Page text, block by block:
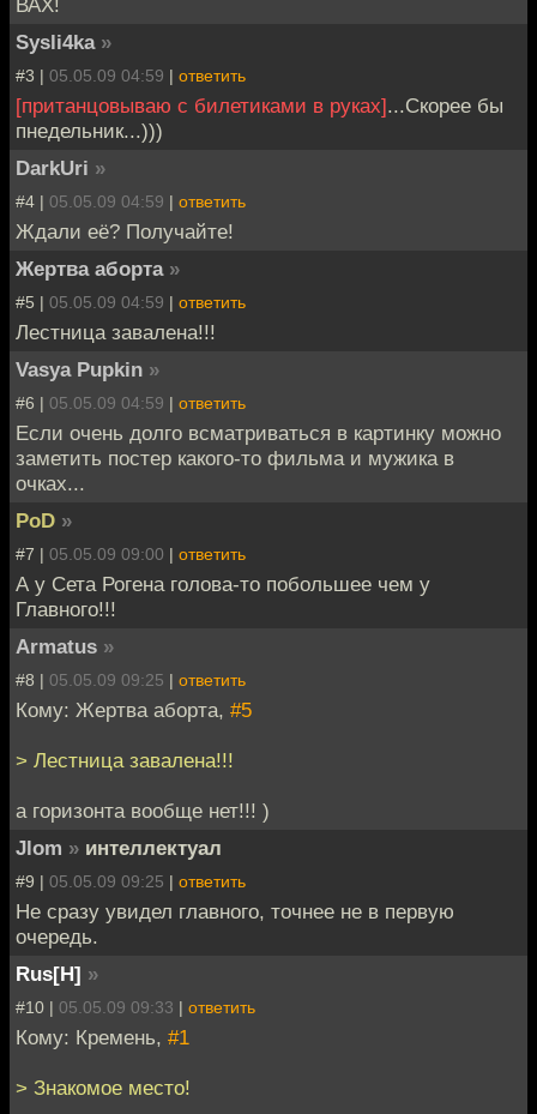
Sysli4ka »
#3 | 05.05.09 04:59 | ответить
[пританцовываю с билетиками в руках]...Скорее бы
пнедельник...)))
DarkUri »
#4 | 05.05.09 04:59 | ответить
Ждали её? Получайте!
Жертва аборта »
#5 | 05.05.09 04:59 | ответить
Лестница завалена!!!
Vasya Pupkin »
#6 | 05.05.09 04:59 | ответить
Eсли очень долго всматриваться в картинку можно
заметить постер какого-то фильма и мужика в
очках...
PoD »
#7 | 05.05.09 09:00 | ответить
А у Сета Рогена голова-то побольшее чем у
Главного!!!
Armatus »
#8 | 05.05.09 09:25 | ответить
Кому: Жертва аборта, #5
> Лестница завалена!!!
а горизонта вообще нет!!! )
Jlom » интеллектуал
#9 | 05.05.09 09:25 | ответить
Не сразу увидел главного, точнее не в первую
очередь.
Rus[H] »
#10 | 05.05.09 09:33 | ответить
Кому: Кремень, #1
> Знакомое место!